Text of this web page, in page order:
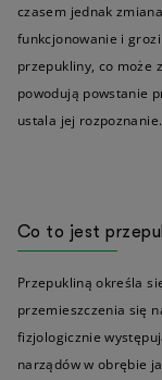
czasem jednak
funkcjonowanie i
przepukliny, co może
powodują powstanie
ustala jej rozpoznanie.
Co to jest
Przepukliną określa
przemieszczenia się
fizjologicznie
narządów w obrębie